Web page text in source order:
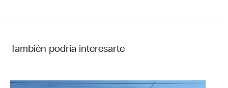
También podría interesarte